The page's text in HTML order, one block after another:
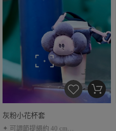
灰粉小花杯套
✦ 可調節提繩約 40 cm